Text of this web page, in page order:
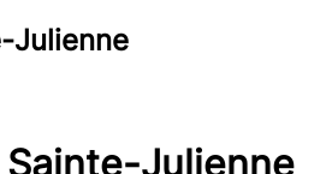
Julienne
Sainte-Julienne